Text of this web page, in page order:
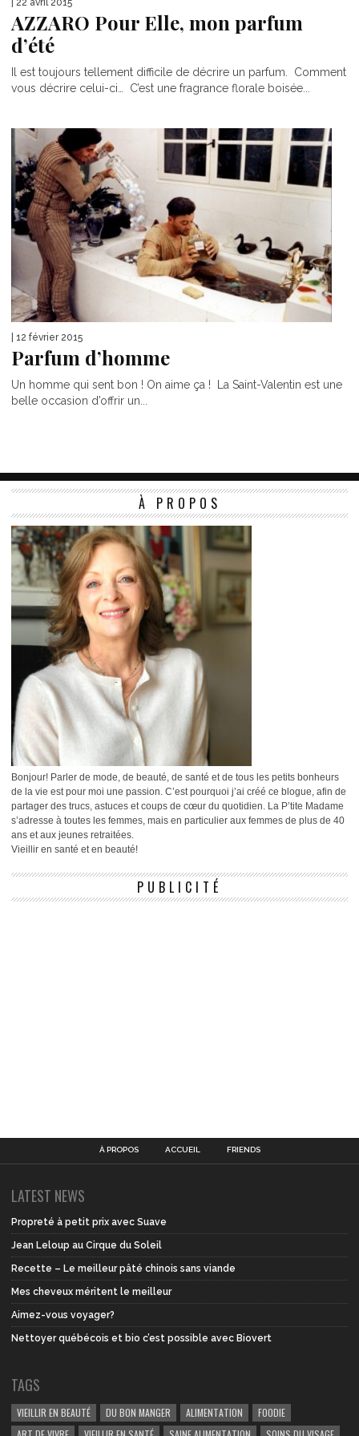
| 22 avril 2015
AZZARO Pour Elle, mon parfum
d’été
Il est toujours tellement difficile de décrire un parfum. Comment
vous décrire celui-ci… C’est une fragrance florale boisée...
| 12 février 2015
Parfum d’homme
Un homme qui sent bon ! On aime ça ! La Saint-Valentin est une
belle occasion d’offrir un...
À PROPOS
Bonjour! Parler de mode, de beauté, de santé et de tous les petits bonheurs
de la vie est pour moi une passion. C’est pourquoi j’ai créé ce blogue, afin de
partager des trucs, astuces et coups de cœur du quotidien. La P’tite Madame
s’adresse à toutes les femmes, mais en particulier aux femmes de plus de 40
ans et aux jeunes retraitées.
Vieillir en santé et en beauté!
PUBLICITÉ
À PROPOS ACCUEIL FRIENDS
LATEST NEWS
Propreté à petit prix avec Suave
Jean Leloup au Cirque du Soleil
Recette – Le meilleur pâté chinois sans viande
Mes cheveux méritent le meilleur
Aimez-vous voyager?
Nettoyer québécois et bio c’est possible avec Biovert
TAGS
VIEILLIR EN BEAUTÉ DU BON MANGER ALIMENTATION
FOODIE